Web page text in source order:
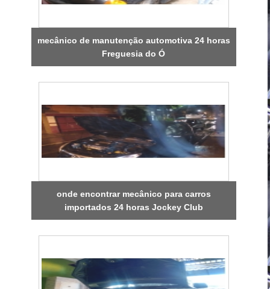
mecânico de manutenção automotiva 24 horas
Freguesia do Ó
onde encontrar mecânico para carros
importados 24 horas Jockey Club